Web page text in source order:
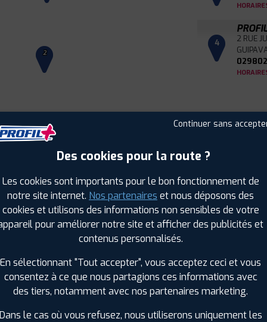
2
4 2 RUE
PROFIL PLUS DANS LES VILLES À
Fouesnant (29)
Guilers (29)
Guipavas (29)
Landerneau (29)
Le Relecq-Kerhuon (29)
Plougastel-Daoulas (29)
Pont-l'Abbé (29)
Quimper (29)
Continuer sans
Des cookies pour la route ?
Les cookies sont importants pour le bon fonctionnement de
notre site internet. Nos partenaires et nous déposons des
cookies et utilisons des informations non sensibles de votre
pour améliorer notre site et afficher des publicités et
contenus personnalisés.
En sélectionnant "Tout accepter", vous acceptez ceci et vous
consentez à ce que nous partagions ces informations avec
des tiers, notamment avec nos partenaires marketing.
le cas où vous refusez, nous utiliserons uniquement les